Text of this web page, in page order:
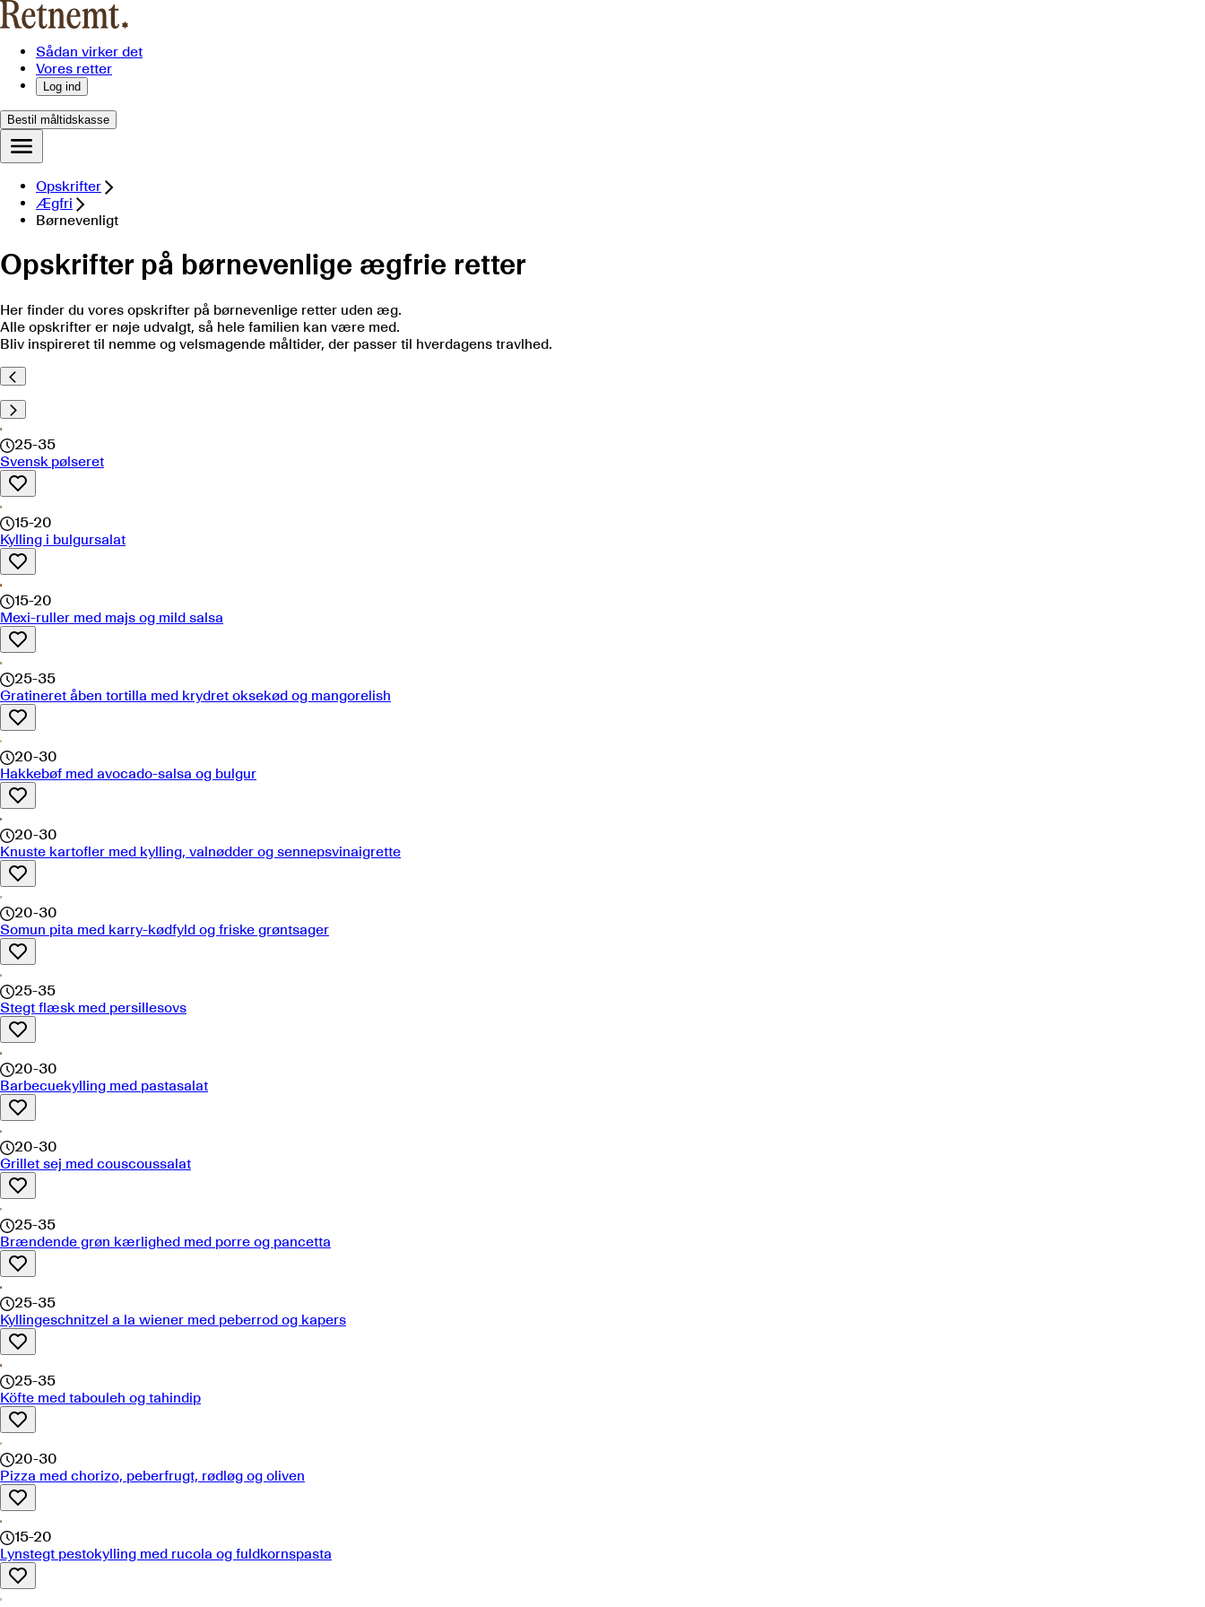
Sådan virker det
Vores retter
Log ind
Bestil måltidskasse
Opskrifter
Ægfri
Børnevenligt
Opskrifter på børnevenlige ægfrie retter
Her finder du vores opskrifter på børnevenlige retter uden æg.
Alle opskrifter er nøje udvalgt, så hele familien kan være med.
Bliv inspireret til nemme og velsmagende måltider, der passer til hverdagens travlhed.
25-35
Svensk pølseret
15-20
Kylling i bulgursalat
15-20
Mexi-ruller med majs og mild salsa
25-35
Gratineret åben tortilla med krydret oksekød og mangorelish
20-30
Hakkebøf med avocado-salsa og bulgur
20-30
Knuste kartofler med kylling, valnødder og sennepsvinaigrette
20-30
Somun pita med karry-kødfyld og friske grøntsager
25-35
Stegt flæsk med persillesovs
20-30
Barbecuekylling med pastasalat
20-30
Grillet sej med couscoussalat
25-35
Brændende grøn kærlighed med porre og pancetta
25-35
Kyllingeschnitzel a la wiener med peberrod og kapers
25-35
Köfte med tabouleh og tahindip
20-30
Pizza med chorizo, peberfrugt, rødløg og oliven
15-20
Lynstegt pestokylling med rucola og fuldkornspasta